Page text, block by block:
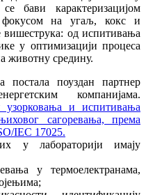
бави карактеризацијом
фокусом на угаљ, кокс и
вишеструка: од испитивања
у оптимизацији процеса
животну средину.
постала поуздан партнер
компанијама.
узорковања и испитивања
сагоревања, према
IEC 17025.
у лабораторији имају
у термоелектранама,